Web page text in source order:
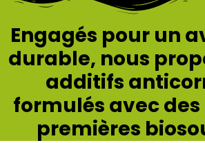
Engagés pour un
durable, nous
additifs
formulés avec
premières